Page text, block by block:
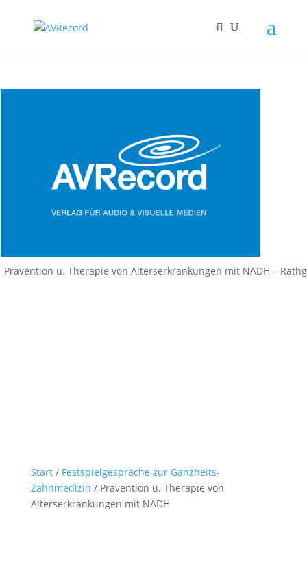
Prävention u. Therapie von Alterserkrankungen mit NADH –
Start/ Festspielgespräche zur Ganzheits-
Zahnmedizin / Prävention u. Therapie von
Alterserkrankungen mit NADH